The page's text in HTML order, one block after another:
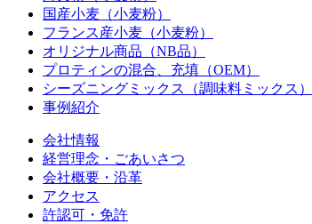
国産小麦（小麦粉）
フランス産小麦（小麦粉）
オリジナル商品（NB品）
プロティンの混合、充填（OEM）
シーズニングミックス（調味料ミックス）
事例紹介
会社情報
経営理念・ごあいさつ
会社概要・沿革
アクセス
許認可・免許